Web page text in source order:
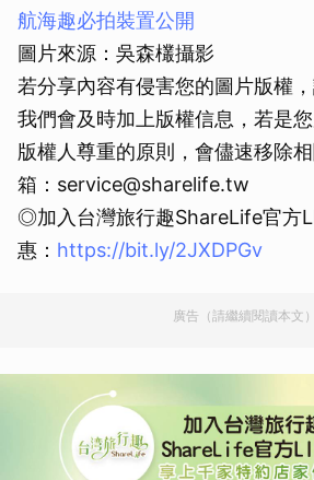
航海趣必拍裝置公開
圖片來源：吳森欉攝影
若分享內容有侵害您的圖片版權
我們會及時加上版權信息，若是
版權人尊重的原則，會儘速移除
箱：service@sharelife.tw
◎加入台灣旅行趣ShareLife官方
惠： https://bit.ly/2JXDPGv
廣告（請繼續閱讀本文）